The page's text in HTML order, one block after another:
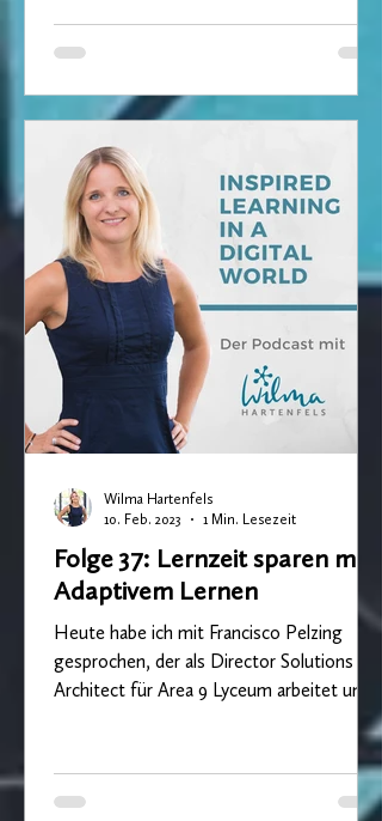
Folge 37: Lernzeit sparen mit
Adaptivem Lernen
Heute habe ich mit Francisco Pelzing
gesprochen, der als Director Solutions
Architect für Area 9 Lyceum arbeitet und
Wilma Hartenfels
10. Feb. 2023
1 Min. Lesezeit